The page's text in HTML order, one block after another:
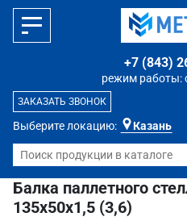
Выберите локацию: Казань
режим работы:
+7 (843)
ЗАКАЗАТЬ ЗВОНОК
Балка паллетного
135х50х1,5 (3,6)